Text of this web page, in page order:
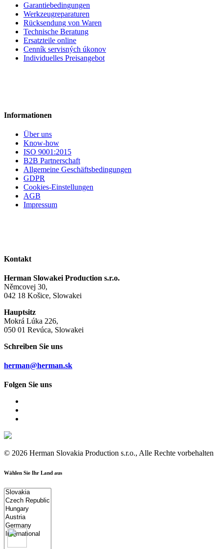
Garantiebedingungen
Werkzeugreparaturen
Rücksendung von Waren
Technische Beratung
Ersatzteile online
Cenník servisných úkonov
Individuelles Preisangebot
Informationen
Über uns
Know-how
ISO 9001:2015
B2B Partnerschaft
Allgemeine Geschäftsbedingungen
GDPR
Cookies-Einstellungen
AGB
Impressum
Kontakt
Herman Slowakei Production s.r.o.
Němcovej 30,
042 18 Košice, Slowakei
Hauptsitz
Mokrá Lúka 226,
050 01 Revúca, Slowakei
Schreiben Sie uns
herman@herman.sk
Folgen Sie uns
© 2026 Herman Slovakia Production s.r.o., Alle Rechte vorbehalten
Wählen Sie Ihr Land aus